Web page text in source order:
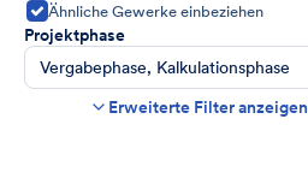
Ähnliche Gewerke einbeziehen
Projektphase
Vergabephase, Kalkulationsphase
Ende
Erweiterte Filter anzeigen